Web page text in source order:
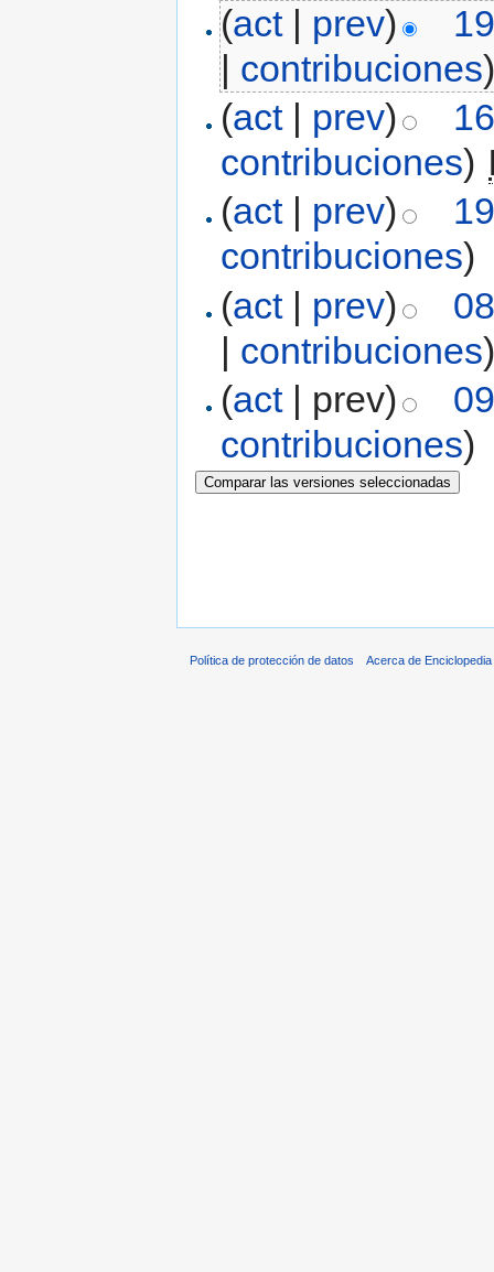
(act| prev)
| contribuciones
(act| prev)
contribuciones)
(act| prev)
contribuciones)
(act| prev)
| contribuciones
(act| prev)
contribuciones)
Política de protección de datos Acerca de